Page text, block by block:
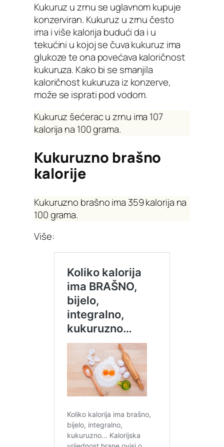
Kukuruz u zrnu se uglavnom kupuje
konzerviran. Kukuruz u zrnu često
ima i više kalorija budući da i u
tekućini u kojoj se čuva kukuruz ima
glukoze te ona povećava kaloričnost
kukuruza. Kako bi se smanjila
kaloričnost kukuruza iz konzerve,
može se isprati pod vodom.
Kukuruz šećerac u zrnu ima 107
kalorija na 100 grama.
Kukuruzno brašno
kalorije
Kukuruzno brašno ima 359 kalorija na
100 grama.
Više: